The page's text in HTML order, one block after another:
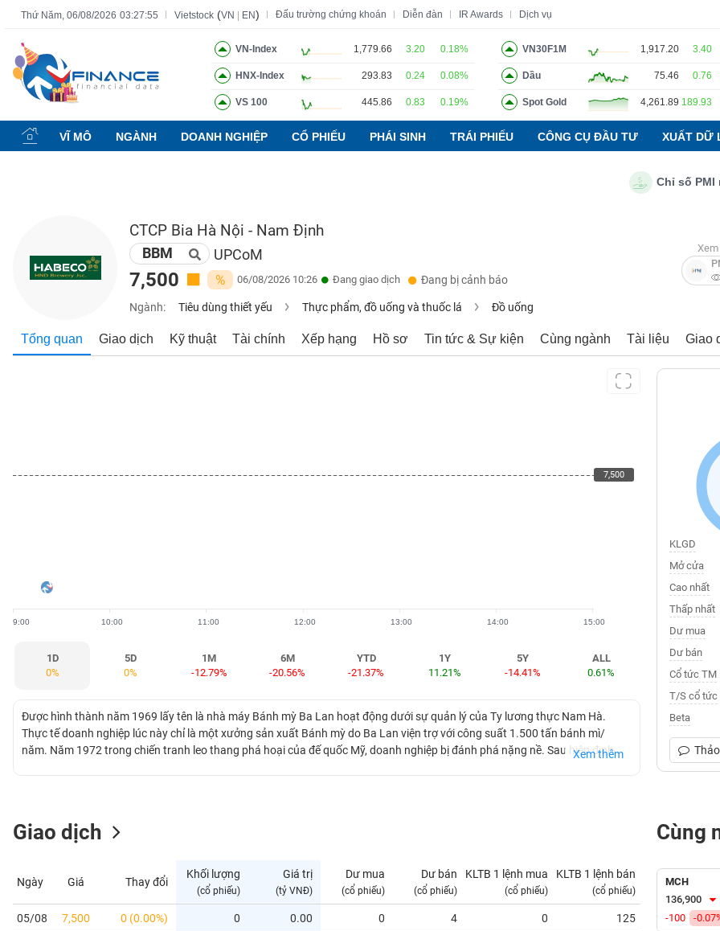
Thứ Năm, 06/08/2026 03:27:56 Vietstock (VN EN) Đấu trường chứng khoán Diễn đàn IR Awards Dịch vụ
VN-Index 1,779.66 3.20 0.18%
HNX-Index 293.83 0.24 0.08%
VS 100 445.86 0.83 0.19%
VN30F1M 1,917.20 3.40
Dầu 75.46 0.76
Spot Gold 4,261.89 189.93
VĨ MÔ NGÀNH DOANH NGHIỆP CỔ PHIẾU PHÁI SINH TRÁI PHIẾU CÔNG CỤ ĐẦU TƯ XUẤT DỮ
Chỉ số PMI
CTCP Bia Hà Nội - Nam Định
BBM UPCoM
7,500 % 06/08/2026 10:26 Đang giao dịch Đang bị cảnh báo
Ngành: Tiêu dùng thiết yếu Thực phẩm, đồ uống và thuốc lá Đồ uống
Tổng quan Giao dịch Kỹ thuật Tài chính Xếp hạng Hồ sơ Tin tức & Sự kiện Cùng ngành Tài liệu Giao
7,500
9:00 10:00 11:00 12:00 13:00 14:00 15:00
7,500
1D
0%
5D
0%
1M
-12.79%
6M
-20.56%
YTD
-21.37%
1Y
11.21%
5Y
-14.41%
ALL
0.61%
Được hình thành năm 1969 lấy tên là nhà máy Bánh mỳ Ba Lan hoạt động dưới sự quản lý của Ty lương thực Nam Hà.
Thực tế doanh nghiệp lúc này chỉ là một xưởng sản xuất Bánh mỳ do Ba Lan viện trợ với công suất 1.500 tấn bánh mì/
năm. Năm 1972 trong chiến tranh leo thang phá hoại của đế quốc Mỹ, doanh nghiệp bị đánh phá nặng nề. Sau hiệp định
Xem thêm
KLGD
Mở cửa
Cao nhất
Thấp nhất
Dư mua
Dư bán
Cổ tức TM
T/S cổ tức
Beta
Giao dịch
Ngày Giá Thay đổi
Khối lượng
(cổ phiếu)
Giá trị
(tỷ VNĐ)
Dư mua
(cổ phiếu)
Dư bán
(cổ phiếu)
KLTB 1 lệnh mua
(cổ phiếu)
KLTB 1 lệnh bán
(cổ phiếu)
05/08 7,500 0 (0.00%) 0 0.00 0 4 0 125 0.00
Cùng
MCH
136,900
-100
-
Tất cả Tính năng Ngành Mã chứng khoán Lãnh đạo Báo cáo phân tích Thuật ngữ
Tính
năng
(-)
KHOÁN
NGHIỆP
GIỚI
CÁ
NHÂN